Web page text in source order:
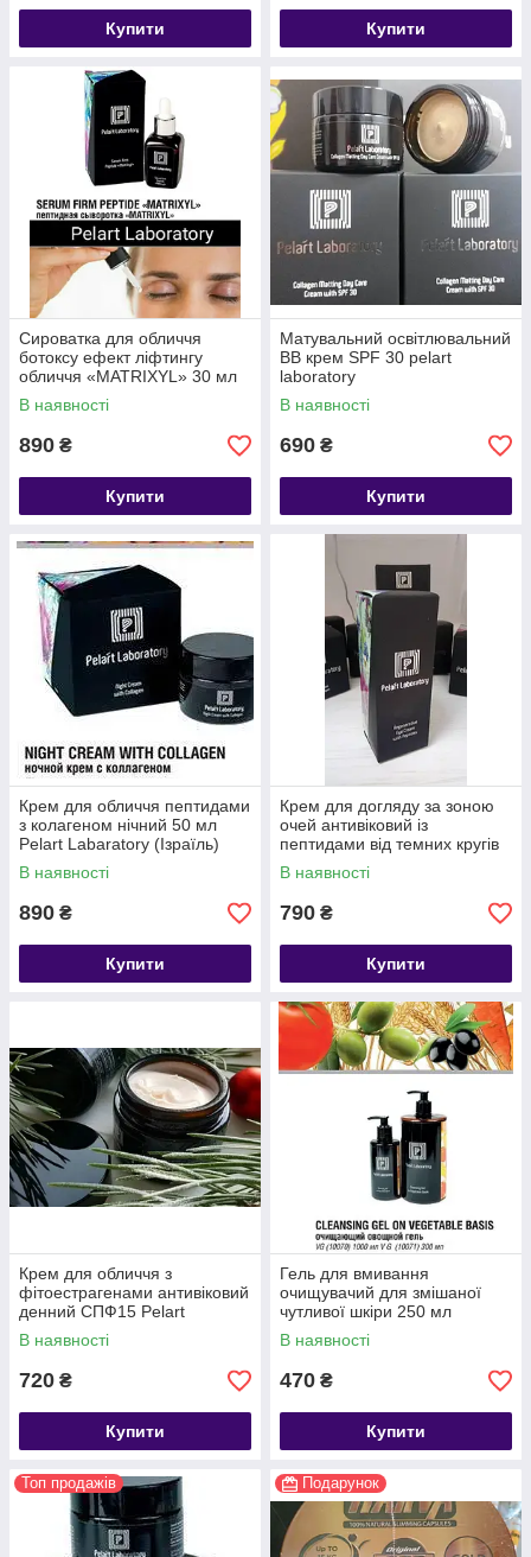
Купити Купити
Сироватка для обличчя
ботоксу ефект ліфтингу
обличчя «MATRIXYL» 30 мл
Pelart laboratory
В наявності
890 ₴
Купити
Матувальний освітлювальний
ВВ крем SPF 30 pelart
laboratory
В наявності
690 ₴
Купити
Крем для обличчя пептидами
з колагеном нічний 50 мл
Pelart Labaratory (Ізраїль)
В наявності
890 ₴
Купити
Крем для догляду за зоною
очей антивіковий із
пептидами від темних кругів
Pelart Laboratory
В наявності
790 ₴
Купити
Крем для обличчя з
фітоестрагенами антивіковий
денний СПФ15 Pelart
Laboratory
В наявності
720 ₴
Купити
Гель для вмивання
очищувачий для змішаної
чутливої шкіри 250 мл
В наявності
470 ₴
Купити
Топ продажів Подарунок